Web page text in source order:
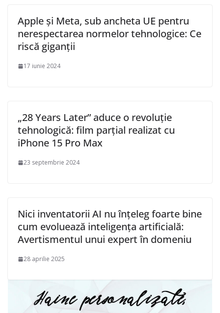
Apple și Meta, sub ancheta UE pentru
nerespectarea normelor tehnologice: Ce
riscă giganții
17 iunie 2024
„28 Years Later” aduce o revoluție
tehnologică: film parțial realizat cu
iPhone 15 Pro Max
23 septembrie 2024
Nici inventatorii AI nu înțeleg foarte bine
cum evoluează inteligența artificială:
Avertismentul unui expert în domeniu
28 aprilie 2025